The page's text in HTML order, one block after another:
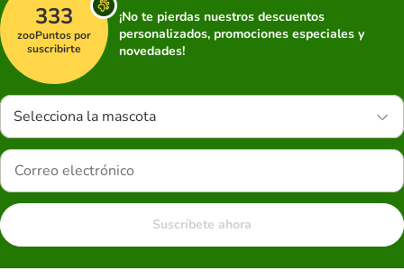
333
zooPuntos por
suscribirte
¡No te pierdas nuestros descuentos
personalizados, promociones especiales y
novedades!
Selecciona la mascota
Suscríbete ahora